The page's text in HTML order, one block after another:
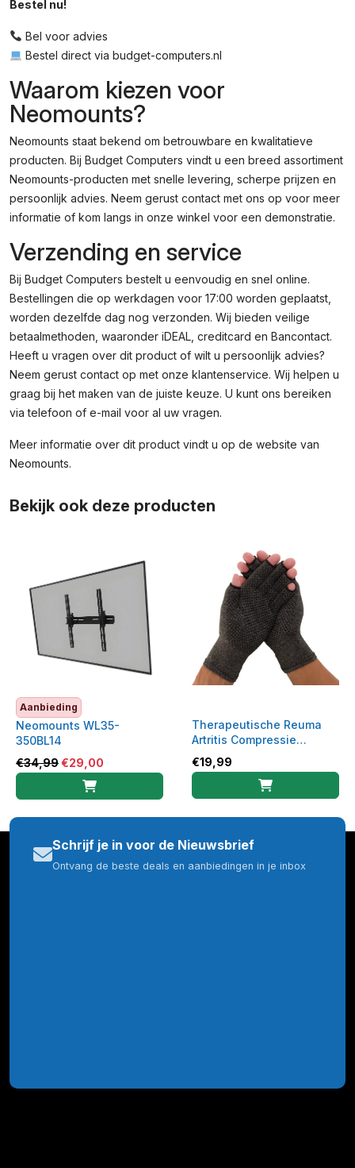
Bestel nu!
Bel voor advies
Bestel direct via budget-computers.nl
Waarom kiezen voor
Neomounts?
Neomounts staat bekend om betrouwbare en kwalitatieve
producten. Bij Budget Computers vindt u een breed assortiment
Neomounts-producten met snelle levering, scherpe prijzen en
persoonlijk advies. Neem gerust contact met ons op voor meer
informatie of kom langs in onze winkel voor een demonstratie.
Verzending en service
Bij Budget Computers bestelt u eenvoudig en snel online.
Bestellingen die op werkdagen voor 17:00 worden geplaatst,
worden dezelfde dag nog verzonden. Wij bieden veilige
betaalmethoden, waaronder iDEAL, creditcard en Bancontact.
Heeft u vragen over dit product of wilt u persoonlijk advies?
Neem gerust contact op met onze klantenservice. Wij helpen u
graag bij het maken van de juiste keuze. U kunt ons bereiken
via telefoon of e-mail voor al uw vragen.
Meer informatie over dit product vindt u op de website van
Neomounts.
Bekijk ook deze producten
Aanbieding
Neomounts WL35-
350BL14
€34,99€29,00
Therapeutische Reuma
Artritis Compressie
Handschoenen Anti-Slip|
Grijs Medium
€19,99
Schrijf je in voor de Nieuwsbrief
Ontvang de beste deals en aanbiedingen in je inbox